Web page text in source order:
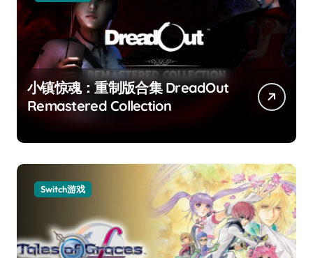
小镇惊魂：重制版合集 DreadOut
Remastered Collection
Switch游戏